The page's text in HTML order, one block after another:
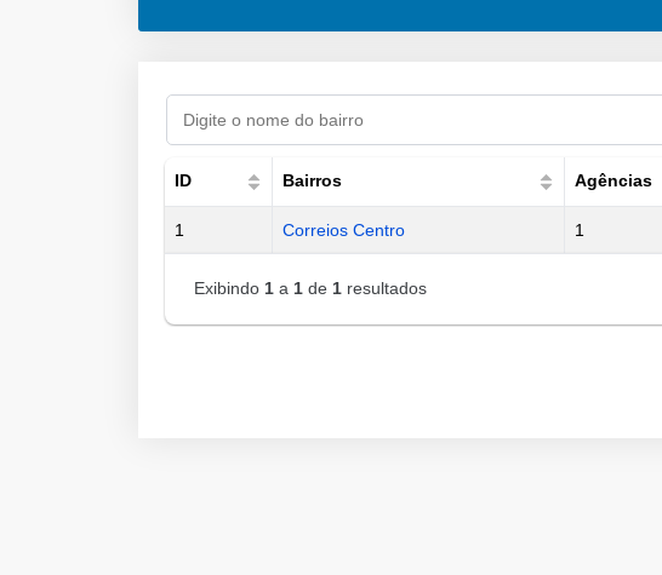
ID Bairros Agências
1 Correios Centro 1
Exibindo 1 a 1 de 1 resultados